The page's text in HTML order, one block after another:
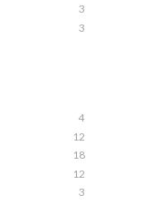
3
3
4
12
18
12
3